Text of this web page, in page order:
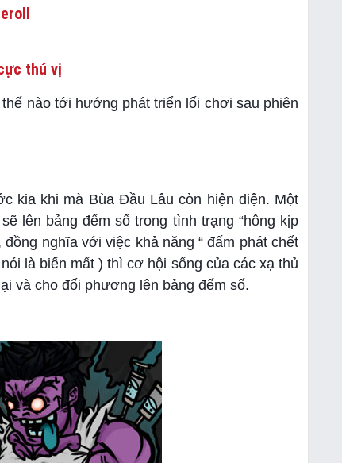
thú vị
nào tới hướng phát triển lối chơi sau phiên
kia khi mà Bùa Đầu Lâu còn hiện diện. Một
lên bảng đếm số trong tình trạng “hông kịp
nghĩa với việc khả năng “ đấm phát chết
là biến mất ) thì cơ hội sống của các xạ thủ
và cho đối phương lên bảng đếm số.